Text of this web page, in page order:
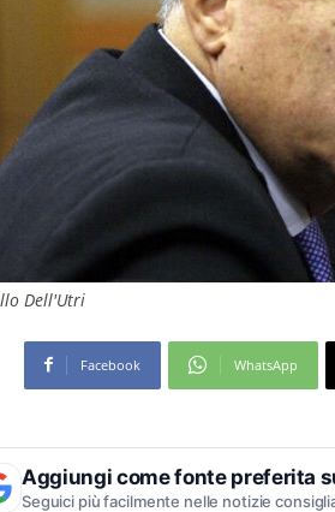
Dell'Utri
Facebook WhatsApp
Aggiungi come fonte preferita
Seguici più facilmente nelle notizie